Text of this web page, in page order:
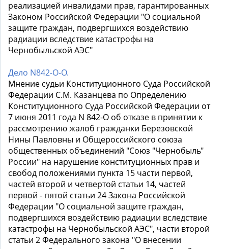
реализацией инвалидами прав, гарантированных
Законом Российской Федерации "О социальной
защите граждан, подвергшихся воздействию
радиации вследствие катастрофы на
Чернобыльской АЭС"
Дело N842-О-О.
Мнение судьи Конституционного Суда Российской
Федерации С.М. Казанцева по Определению
Конституционного Суда Российской Федерации от
7 июня 2011 года N 842-О об отказе в принятии к
рассмотрению жалоб гражданки Березовской
Нины Павловны и Общероссийского союза
общественных объединений "Союз "Чернобыль"
России" на нарушение конституционных прав и
свобод положениями пункта 15 части первой,
частей второй и четвертой статьи 14, частей
первой - пятой статьи 24 Закона Российской
Федерации "О социальной защите граждан,
подвергшихся воздействию радиации вследствие
катастрофы на Чернобыльской АЭС", части второй
статьи 2 Федерального закона "О внесении